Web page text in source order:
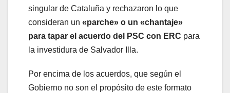
singular de Cataluña y rechazaron lo que
consideran un «parche» o un «chantaje»
para tapar el acuerdo del PSC con ERC para
la investidura de Salvador Illa.
Por encima de los acuerdos, que según el
Gobierno no son el propósito de este formato